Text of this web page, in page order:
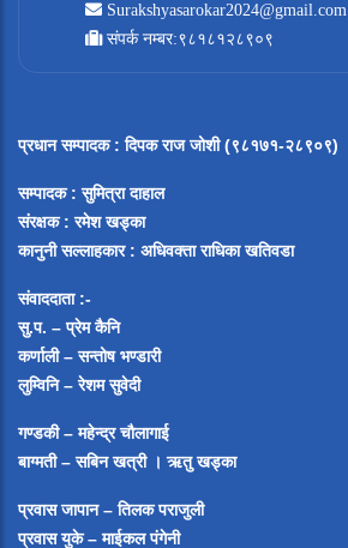
Surakshyasarokar2024@gmail.com
संपर्क नम्बर:९८१८१२८९०९
प्रधान सम्पादक: दिपक राज जोशी (९८१७१-२८९०९)
सम्पादक : सुमित्रा दाहाल
संरक्षक : रमेश खड्का
कानुनी सल्लाहकार : अधिवक्ता राधिका खतिवडा
संवाददाता :-
सु.प. – प्रेम कैनि
कर्णाली – सन्तोष भण्डारी
लुम्विनि – रेशम सुवेदी
गण्डकी – महेन्द्र चौलागाई
बाग्मती – सबिन खत्री ।ऋतु खड्का
प्रवास जापान – तिलक पराजुली
प्रवास युके – माईकल पंगेनी